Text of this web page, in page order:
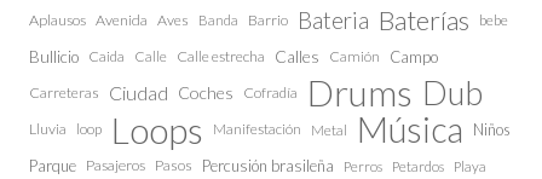
Aplausos Avenida Aves Banda Barrio Bateria Baterías bebe
Bullicio Caida Calle Calle estrecha Calles Camión Campo
Carreteras Ciudad Coches Cofradía Drums Dub
Lluvia loop Loops Manifestación Metal Música
Niños
Parque Pasajeros Pasos Percusión brasileña Perros Petardos Playa